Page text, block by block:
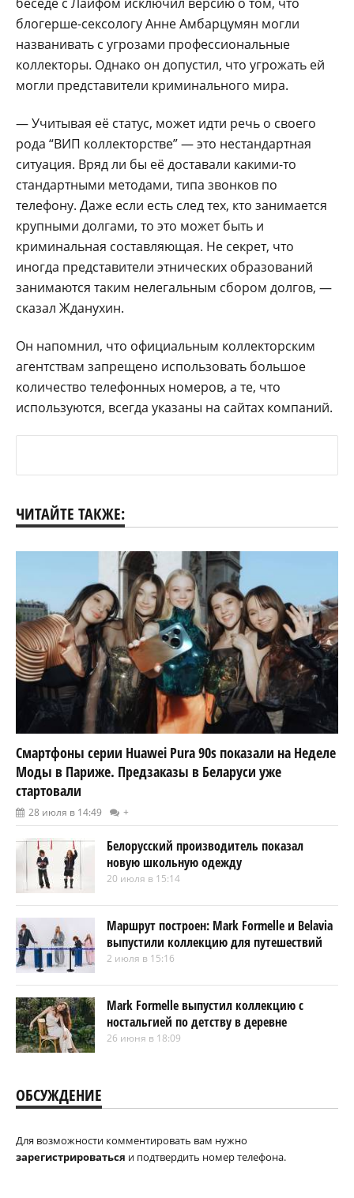
блогерше-сексологу Анне Амбарцумян могли
названивать с угрозами профессиональные
коллекторы. Однако он допустил, что угрожать ей
могли представители криминального мира.
— Учитывая её статус, может идти речь о своего
рода “ВИП коллекторстве” — это нестандартная
ситуация. Вряд ли бы её доставали какими-то
стандартными методами, типа звонков по
телефону. Даже если есть след тех, кто занимается
крупными долгами, то это может быть и
криминальная составляющая. Не секрет, что
иногда представители этнических образований
занимаются таким нелегальным сбором долгов, —
сказал Жданухин.
Он напомнил, что официальным коллекторским
агентствам запрещено использовать большое
количество телефонных номеров, а те, что
используются, всегда указаны на сайтах компаний.
ЧИТАЙТЕ ТАКЖЕ:
Смартфоны серии Huawei Pura 90s показали на Неделе
Моды в Париже. Предзаказы в Беларуси уже
стартовали
28 июля в 14:49 +
Белорусский производитель показал
новую школьную одежду
20 июля в 15:14
Маршрут построен: Mark Formelle и Belavia
выпустили коллекцию для путешествий
2 июля в 15:16
Mark Formelle выпустил коллекцию с
ностальгией по детству в деревне
26 июня в 18:09
ОБСУЖДЕНИЕ
Для возможности комментировать вам нужно
зарегистрироваться и подтвердить номер телефона.